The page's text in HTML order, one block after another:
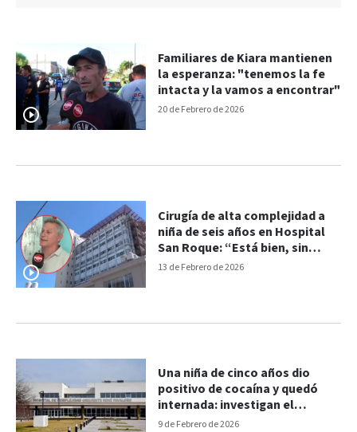
20 de Febrero de 2026
Familiares de Kiara mantienen
la esperanza: "tenemos la fe
intacta y la vamos a encontrar"
13 de Febrero de 2026
Cirugía de alta complejidad a
niña de seis años en Hospital
San Roque: “Está bien, sin
dolor y contenta”
9 de Febrero de 2026
Una niña de cinco años dio
positivo de cocaína y quedó
internada: investigan el
entorno familiar